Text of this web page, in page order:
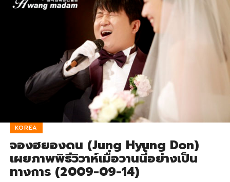
KOREA
จองฮยองดน (Jung Hyung Don)
เผยภาพพิธีวิวาห์เมื่อวานนี้อย่างเป็น
ทางการ (2009-09-14)